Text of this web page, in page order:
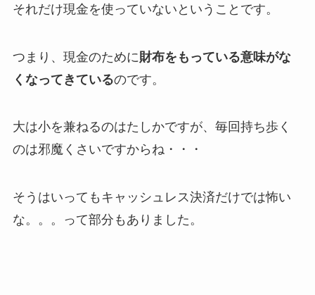
それだけ現金を使っていないということです。
つまり、現金のために財布をもっている意味がな
くなってきているのです。
大は小を兼ねるのはたしかですが、毎回持ち歩く
のは邪魔くさいですからね・・・
そうはいってもキャッシュレス決済だけでは怖い
な。。。って部分もありました。